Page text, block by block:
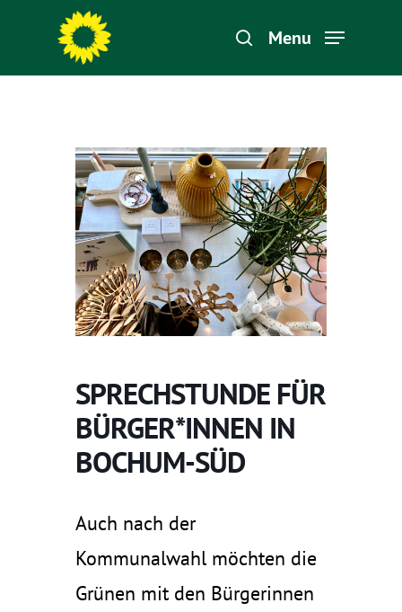
Menu
SPRECHSTUNDE FÜR
BÜRGER*INNEN IN
BOCHUM-SÜD
Auch nach der
Kommunalwahl möchten die
Grünen mit den Bürgerinnen